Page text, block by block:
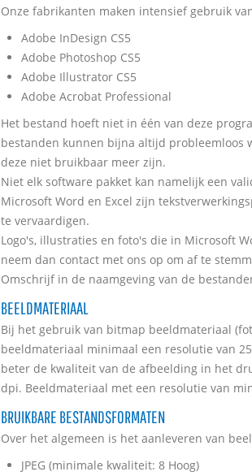
Onze fabrikanten maken intensief gebruik
Adobe InDesign CS5
Adobe Photoshop CS5
Adobe Illustrator CS5
Adobe Acrobat Professional
Het bestand hoeft niet in één van deze
bestanden kunnen bijna altijd probleemloos
deze niet bruikbaar meer zijn.
Niet elk software pakket kan namelijk een
Microsoft Word en Excel zijn
te vervaardigen.
Logo's, illustraties en foto's die in Microsoft
neem dan contact met ons op om af te
Omschrijf in de naamgeving van de
BEELDMATERIAAL
Bij het gebruik van bitmap beeldmateriaal
beeldmateriaal minimaal een resolutie van
beter de kwaliteit van de afbeelding in het
dpi. Beeldmateriaal met een resolutie van
BRUIKBARE BESTANDSFORMATEN
Over het algemeen is het aanleveren van
JPEG (minimale kwaliteit: 8 Hoog)